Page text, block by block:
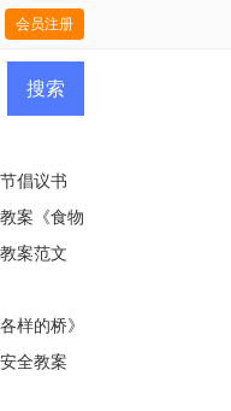
会员注册
倡议书
案《食物
案范文
样的桥》
全教案